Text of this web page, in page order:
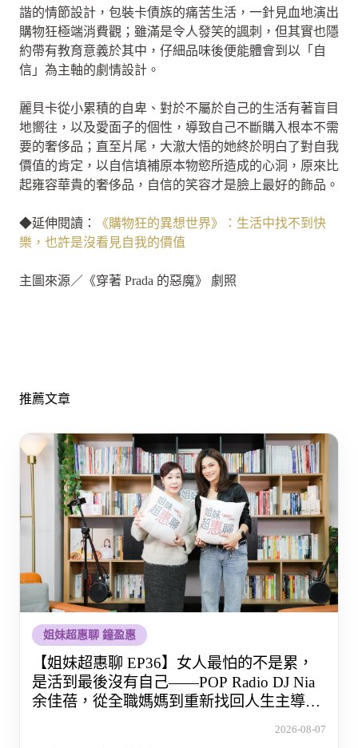
諧的情節設計，包裝卡債族的痛苦生活，一針見血地演出
購物狂極端消費觀；雖滿是令人發笑的諷刺，但其實也隱
約帶有教育意義於其中，仔細品味後便能體會到以「自
信」為主軸的劇情設計。
麗貝卡從小累積的自卑、對於不屬於自己的生活有著盲目
地嚮往，以及愛面子的個性，導致自己不斷購入根本不需
要的奢侈品；直至片尾，大澈大悟的她終於明白了對自我
價值的肯定，以自信填補原本物慾所造成的心洞，原來比
起雍容華貴的奢侈品，自信的笑容才是臉上最好的飾品。
◆延伸閱讀：
《購物狂的異想世界》：生活中找不到快
樂，也許是沒看見自我的價值
主圖來源／《穿著 Prada 的惡魔》 劇照
推薦文章
姐妹超惠聊 鐘盈惠
【姐妹超惠聊 EP36】女人最怕的不是累，
是活到最後沒有自己——POP Radio DJ Nia
余佳蓓，從全職媽媽到重新找回人生主導權
2026-08-07